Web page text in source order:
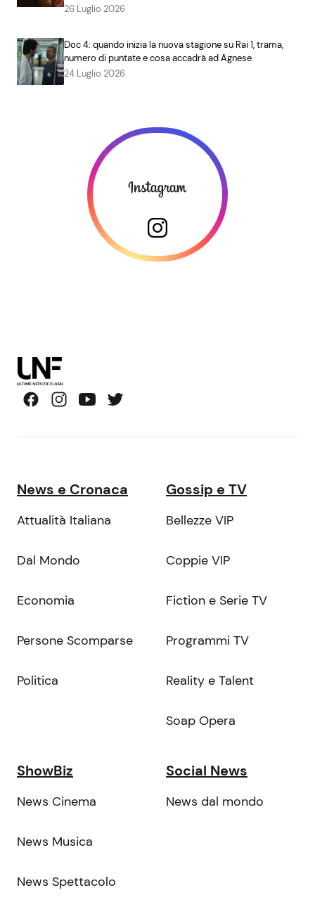
26 Luglio 2026
Doc 4: quando inizia la nuova stagione su Rai 1, trama,
numero di puntate e cosa accadrà ad Agnese
24 Luglio 2026
News e Cronaca
Attualità Italiana
Dal Mondo
Economia
Persone Scomparse
Politica
Gossip e TV
Bellezze VIP
Coppie VIP
Fiction e Serie TV
Programmi TV
Reality e Talent
Soap Opera
ShowBiz
News Cinema
News Musica
News Spettacolo
Social News
News dal mondo